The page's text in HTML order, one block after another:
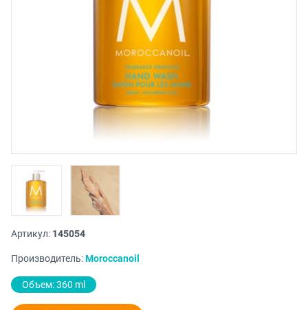
Артикул: 145054
Производитель:Moroccanoil
Объем: 360 ml